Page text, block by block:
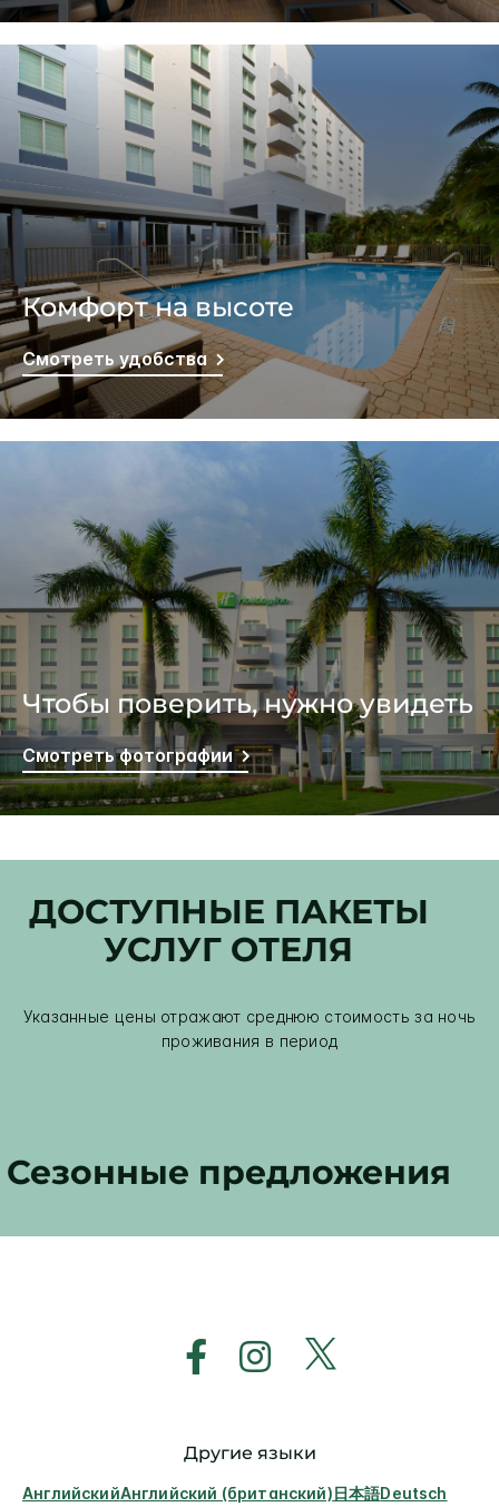
Комфорт на высоте
Смотреть удобства
Чтобы поверить, нужно увидеть
Смотреть фотографии
ДОСТУПНЫЕ ПАКЕТЫ
УСЛУГ ОТЕЛЯ
Указанные цены отражают среднюю стоимость за ночь
проживания в период
Сезонные предложения
Другие языки
АнглийскийАнглийский (британский)日本語Deutsch